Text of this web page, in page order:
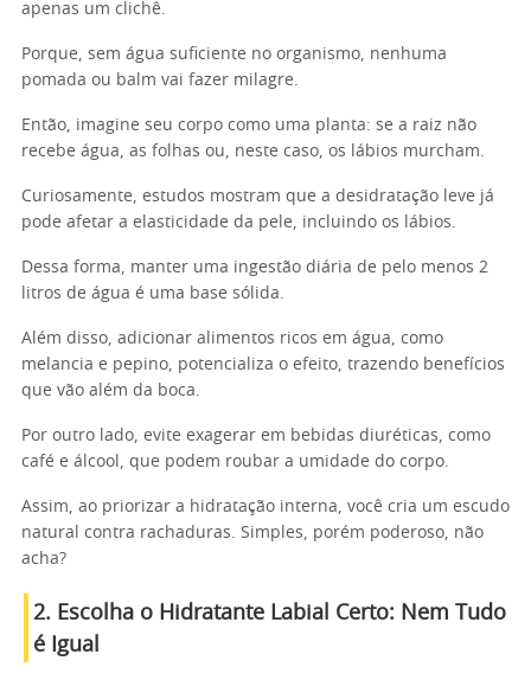
apenas um clichê.
Porque, sem água suficiente no organismo, nenhuma
pomada ou balm vai fazer milagre.
Então, imagine seu corpo como uma planta: se a raiz não
recebe água, as folhas ou, neste caso, os lábios murcham.
Curiosamente, estudos mostram que a desidratação leve já
pode afetar a elasticidade da pele, incluindo os lábios.
Dessa forma, manter uma ingestão diária de pelo menos 2
litros de água é uma base sólida.
Além disso, adicionar alimentos ricos em água, como
melancia e pepino, potencializa o efeito, trazendo benefícios
que vão além da boca.
Por outro lado, evite exagerar em bebidas diuréticas, como
café e álcool, que podem roubar a umidade do corpo.
Assim, ao priorizar a hidratação interna, você cria um escudo
natural contra rachaduras. Simples, porém poderoso, não
acha?
2. Escolha o Hidratante Labial Certo: Nem Tudo
é Igual